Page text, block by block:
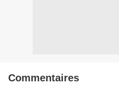
Commentaires